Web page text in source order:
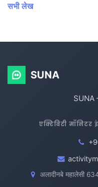
सभी लेख
SUNA
SUNA
एक्टिविटी
अलादीनबे महालेसी